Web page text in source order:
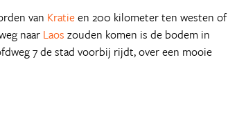
van Kratieen 200 kilometer ten westen of
naar Laos zouden komen is de bodem in
7 de stad voorbij rijdt, over een mooie